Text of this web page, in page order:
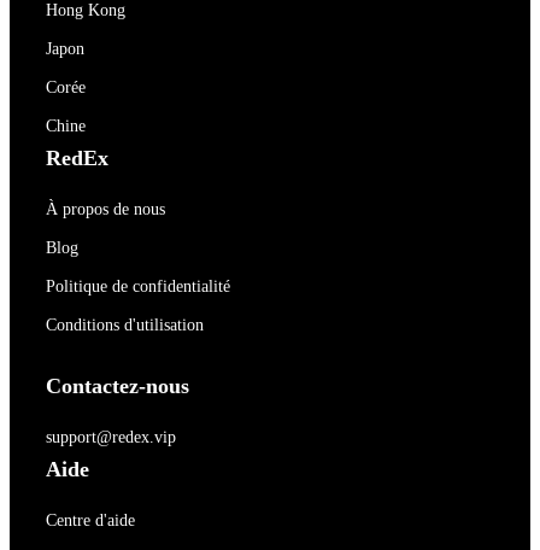
Hong Kong
Japon
Corée
Chine
RedEx
À propos de nous
Blog
Politique de confidentialité
Conditions d'utilisation
Contactez-nous
support@redex.vip
Aide
Centre d'aide